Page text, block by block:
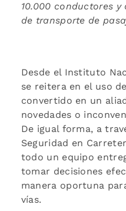
10.000 conductores
de transporte de
Desde el Instituto
se reitera en el uso
convertido en un
novedades o
De igual forma, a
Seguridad en
todo un equipo
tomar decisiones
manera oportuna
vías.